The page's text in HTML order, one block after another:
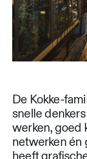
De Kokke-
snelle
werken, goed
netwerken én